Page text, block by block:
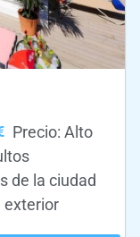
Precio: Alto
de la ciudad
exterior